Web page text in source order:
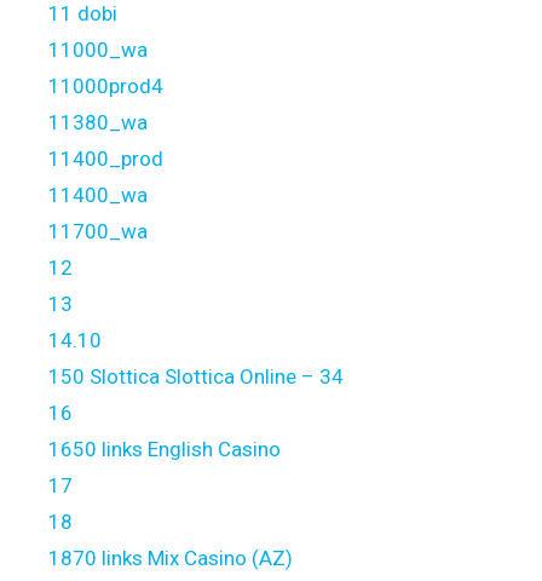
11 dobi
11000_wa
11000prod4
11380_wa
11400_prod
11400_wa
11700_wa
12
13
14.10
150 Slottica Slottica Online – 34
16
1650 links English Casino
17
18
1870 links Mix Casino (AZ)